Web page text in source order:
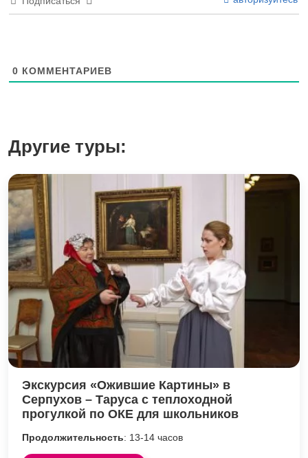
0 КОММЕНТАРИЕВ
Другие туры:
Экскурсия «Ожившие Картины» в
Серпухов – Таруса с теплоходной
прогулкой по ОКЕ для школьников
Продолжительность: 13-14 часов